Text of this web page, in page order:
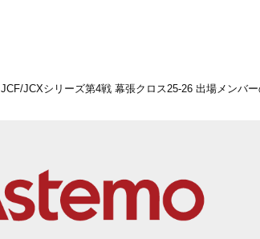
JCF/JCXシリーズ第4戦 幕張クロス25-26 出場メンバ